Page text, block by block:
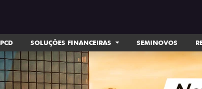
PCD SOLUÇÕES FINANCEIRAS SEMINOVOS